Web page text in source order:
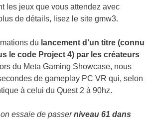
les jeux que vous attendez avec
de détails, lisez le site gmw3.
du lancement d’un titre (connu
le code Project 4) par lescréateurs
du Meta Gaming Showcase, nous
de gameplay PC VR qui, selon
à celui du Quest 2 à 90hz.
essaie de passerniveau 61 dans